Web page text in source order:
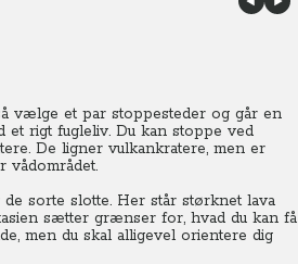
vælge et par stoppesteder og går en
rigt fugleliv. Du kan stoppe ved
De ligner vulkankratere, men er
vådområdet.
sorte slotte. Her står størknet lava
sætter grænser for, hvad du kan få
men du skal alligevel orientere dig